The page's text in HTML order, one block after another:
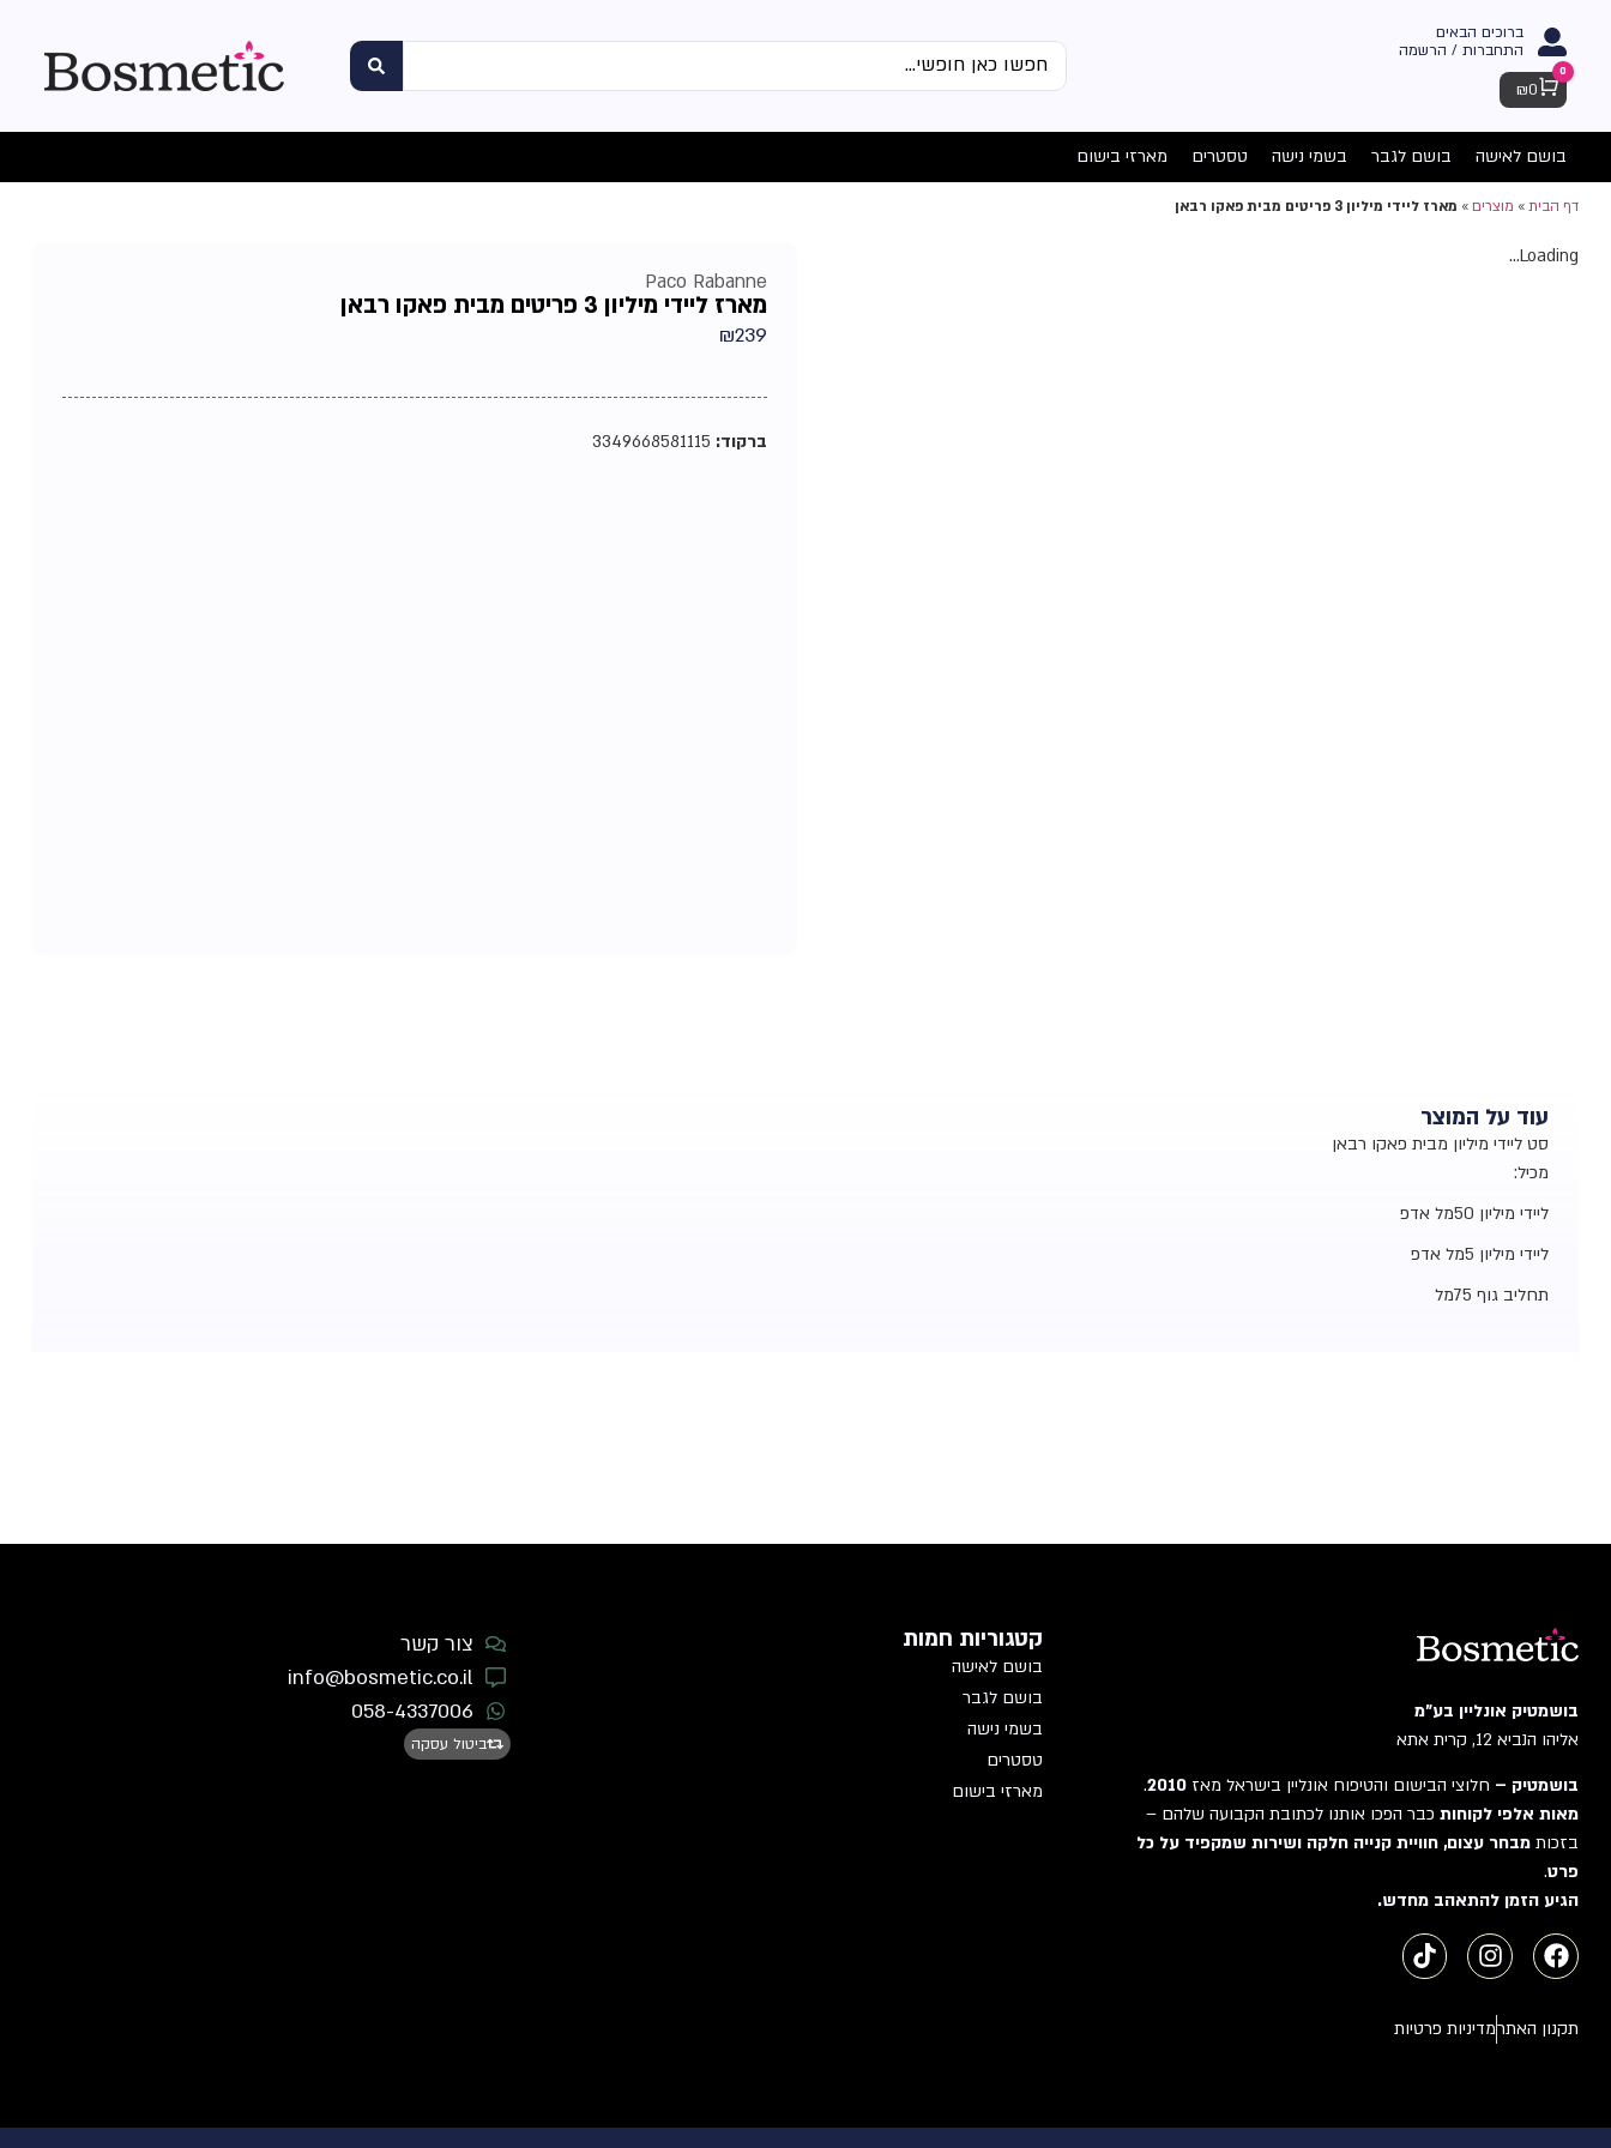
ברוכים הבאים
התחברות / הרשמה
Cart
0
₪0
בושם לאישה בושם לגבר בשמי נישה טסטרים מארזי בישום
דף הבית» מוצרים» מארז ליידי מיליון 3 פריטים מבית פאקו רבאן
Loading...
Paco Rabanne
מארז ליידי מיליון 3 פריטים מבית פאקו רבאן
₪239
ברקוד:
עוד על המוצר
סט ליידי מיליון מבית פאקו רבאן
מכיל:
ליידי מיליון 50מל אדפ
ליידי מיליון 5מל אדפ
תחליב גוף 75מל
בושמטיק אונליין בע"מ
אליהו הנביא 12, קרית אתא
בושמטיק – חלוצי הבישום והטיפוח אונליין בישראל מאז 2010
.
מאות אלפי לקוחות כבר הפכו אותנו לכתובת הקבועה שלהם –
בזכות מבחר עצום, חוויית קנייה חלקה ושירות שמקפיד על כל
פרט.
הגיע הזמן להתאהב מחדש.
תקנון האתרמדיניות פרטיות
קטגוריות חמות
בושם לאישה
בושם לגבר
בשמי נישה
טסטרים
מארזי בישום
צור קשר
info@bosmetic.co.il
058-4337006
ביטול עסקה